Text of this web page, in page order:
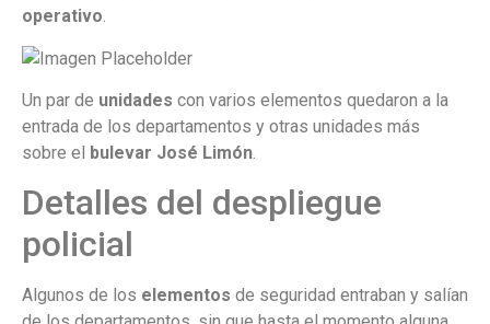
operativo.
Un par de unidades con varios elementos quedaron a la
entrada de los departamentos y otras unidades más
sobre el bulevar José Limón.
Detalles del despliegue
policial
Algunos de los elementos de seguridad entraban y salían